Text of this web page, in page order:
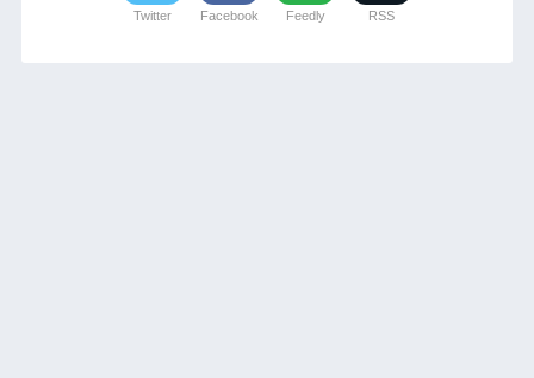
Twitter Facebook Feedly RSS